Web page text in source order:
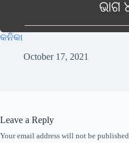
କନିକା
October 17, 2021
Leave a Reply
Your email address will not be published.